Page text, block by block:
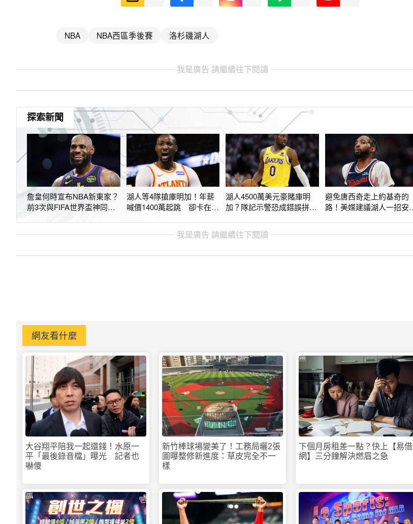
NBA NBA西區季後賽 洛杉磯湖人
我是廣告 請繼續往下閱讀
探索新聞
詹皇何時宣布NBA新東家？
前3次與FIFA世界盃神同
湖人等4隊搶庫明加！年薪
喊價1400萬起跳 卻卡在
湖人4500萬美元豪賭庫明
加？隊記示警恐成錯誤拼
避免唐西奇走上約基奇的
路！美媒建議湖人一招安
我是廣告 請繼續往下閱讀
網友看什麼
大谷翔平陪我一起還錢！水原一
平「最後錄音檔」曝光 記者也
嚇傻
新竹棒球場變美了！工務局曬2張
圖曝整修新進度：草皮完全不一
樣
下個月房租差一點？快上【易借
網】三分鐘解決燃眉之急
PR
PR